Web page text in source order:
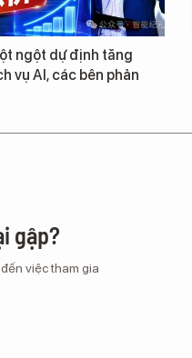
ngột dự định tăng
vụ AI, các bên phản
gập?
việc tham gia